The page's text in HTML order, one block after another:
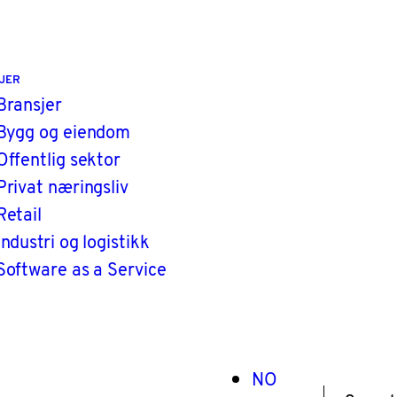
og eiendom
sektor
næringsliv
og logistikk
as a Service
NO